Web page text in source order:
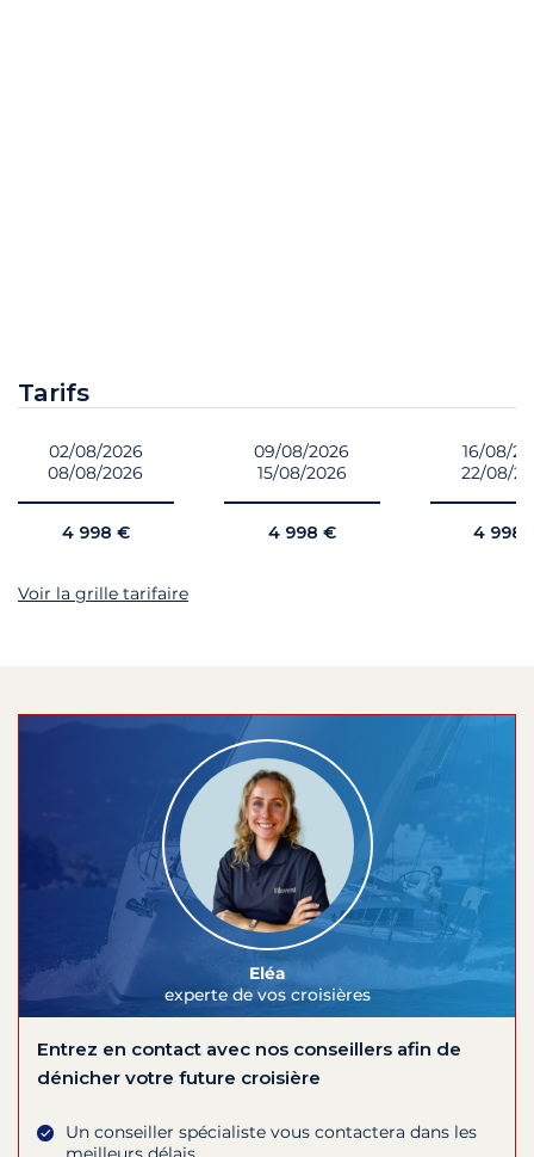
Tarifs
02/08/2026
08/08/2026
4 998 €
09/08/2026
15/08/2026
4 998 €
16/08/
22/08/
4 998
Voir la grille tarifaire
Eléa
experte de vos croisières
Entrez en contact avec nos conseillers afin de
dénicher votre future croisière
Un conseiller spécialiste vous contactera dans les